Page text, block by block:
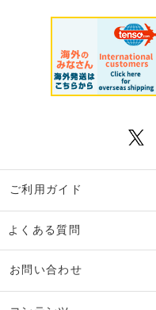
ご利用ガイド
よくある質問
お問い合わせ